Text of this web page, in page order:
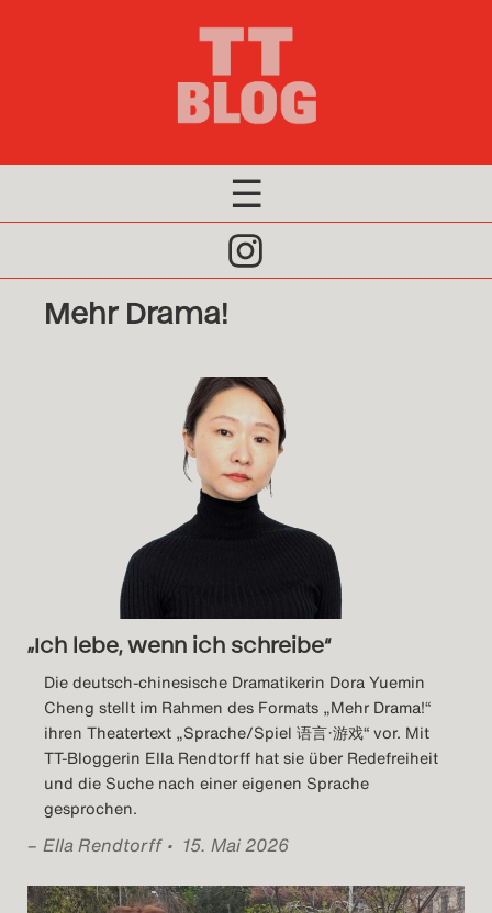
☰
Click
to
Naviagtion
Redaktion 2026
Archiv
Mehr Drama!
„Ich lebe, wenn ich schreibe“
Die deutsch-chinesische Dramatikerin Dora Yuemin
Cheng stellt im Rahmen des Formats „Mehr Drama!“
ihren Theatertext „Sprache/Spiel 语言·游戏“ vor. Mit
TT-Bloggerin Ella Rendtorff hat sie über Redefreiheit
und die Suche nach einer eigenen Sprache
gesprochen.
– Ella Rendtorff • 15. Mai 2026